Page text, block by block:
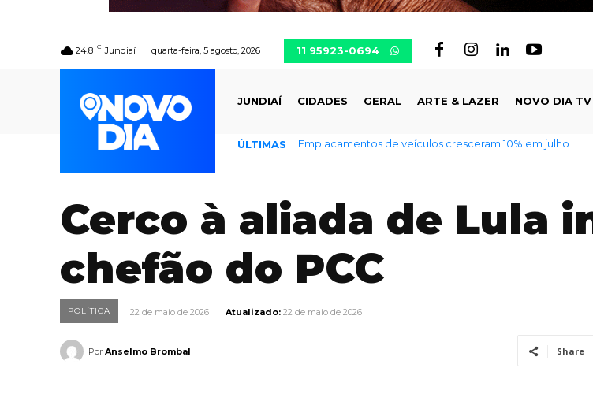
24.8 C Jundiaí quarta-feira, 5 agosto, 2026 11 95923-0694
JUNDIAÍ CIDADES GERAL ARTE & LAZER NOVO DIA TV
ÚLTIMAS Defesa Civil alerta para mudança de tempo em todo o
Cerco à aliada de Lula
chefão do PCC
POLÍTICA 22 de maio de 2026 Atualizado: 22 de maio de 2026
Por Anselmo Brombal Share